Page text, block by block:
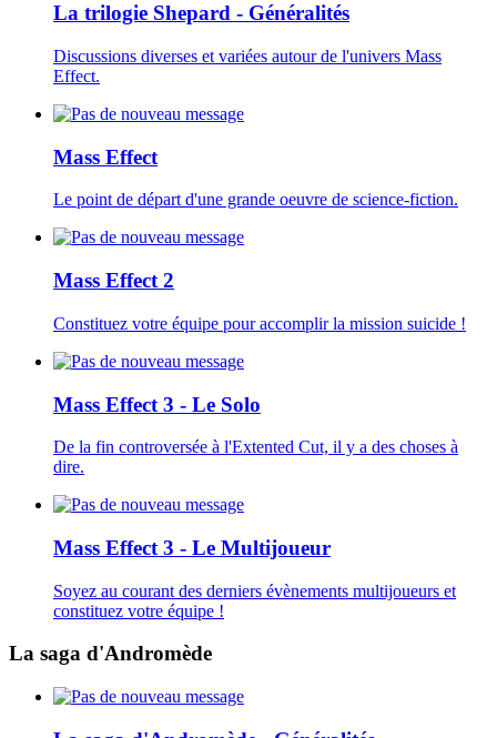
La trilogie Shepard - Généralités
Discussions diverses et variées autour de l'univers Mass
Effect.
Mass Effect
Le point de départ d'une grande oeuvre de science-fiction.
Mass Effect 2
Constituez votre équipe pour accomplir la mission suicide !
Mass Effect 3 - Le Solo
De la fin controversée à l'Extented Cut, il y a des choses à
dire.
Mass Effect 3 - Le Multijoueur
Soyez au courant des derniers évènements multijoueurs et
constituez votre équipe !
La saga d'Andromède